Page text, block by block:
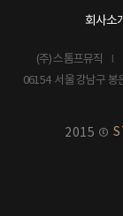
회사소
(주) 스톰프뮤직
06154 서울 강남구 봉
2015 ©